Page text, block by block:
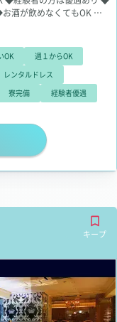
酒が飲めなくてもOK ◆
？
OK
週１からOK
レンタルドレス
寮完備 経験者優遇
ップクラスのお店
キープ